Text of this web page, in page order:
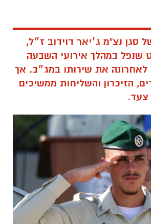
סגן נצ"מ ג׳יאר דוידוב ז״ל,
שנפל במהלך אירועי השבעה
לאחרונה את שירותו במג״ב. אך
הזיכרון והשליחות ממשיכים
צעד.